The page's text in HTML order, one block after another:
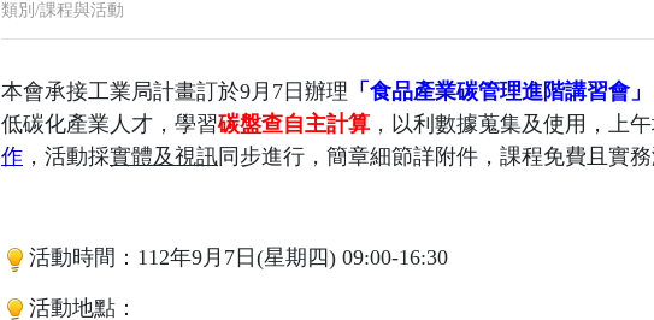
類別/課程與活動
本會承接工業局計畫訂於9月7日辦理 「食品產業碳管理進階講習會」
低碳化產業人才，學習碳盤查自主計算 ，以利數據蒐集及使用，上
作 ，活動採實體及視訊 同步進行，簡章細節詳附件，課程免費且實
活動時間：112年9月7日(星期四) 09:00-16:30
活動地點：